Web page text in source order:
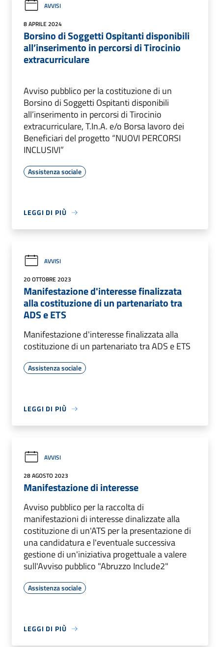
AVVISI
8 APRILE 2024
Borsino di Soggetti Ospitanti disponibili
all’inserimento in percorsi di Tirocinio
extracurriculare
Avviso pubblico per la costituzione di un
Borsino di Soggetti Ospitanti disponibili
all’inserimento in percorsi di Tirocinio
extracurriculare, T.In.A. e/o Borsa lavoro dei
Beneficiari del progetto “NUOVI PERCORSI
INCLUSIVI”
Assistenza sociale
LEGGI DI PIÙ
AVVISI
20 OTTOBRE 2023
Manifestazione d'interesse finalizzata
alla costituzione di un partenariato tra
ADS e ETS
Manifestazione d'interesse finalizzata alla
costituzione di un partenariato tra ADS e ETS
Assistenza sociale
LEGGI DI PIÙ
AVVISI
28 AGOSTO 2023
Manifestazione di interesse
Avviso pubblico per la raccolta di
manifestazioni di interesse dinalizzate alla
costituzione di un'ATS per la presentazione di
una candidatura e l'eventuale successiva
gestione di un'iniziativa progettuale a valere
sull'Avviso pubblico "Abruzzo Include2"
Assistenza sociale
LEGGI DI PIÙ